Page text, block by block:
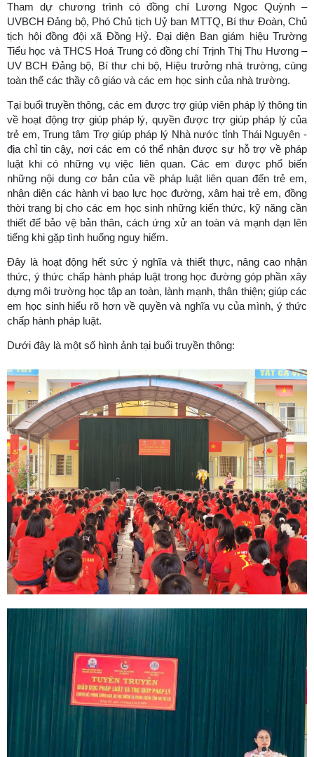
Tham dự chương trình có đồng chí Lương Ngọc Quỳnh –
UVBCH Đảng bộ, Phó Chủ tịch Uỷ ban MTTQ, Bí thư Đoàn, Chủ
tịch hội đồng đội xã Đồng Hỷ. Đại diện Ban giám hiệu Trường
Tiểu học và THCS Hoá Trung có đồng chí Trịnh Thị Thu Hương –
UV BCH Đảng bộ, Bí thư chi bộ, Hiệu trưởng nhà trường, cùng
toàn thể các thầy cô giáo và các em học sinh của nhà trường.
Tại buổi truyền thông, các em được trợ giúp viên pháp lý thông tin
về hoạt động trợ giúp pháp lý, quyền được trợ giúp pháp lý của
trẻ em, Trung tâm Trợ giúp pháp lý Nhà nước tỉnh Thái Nguyên -
địa chỉ tin cậy, nơi các em có thể nhận được sự hỗ trợ về pháp
luật khi có những vụ việc liên quan. Các em được phổ biến
những nội dung cơ bản của về pháp luật liên quan đến trẻ em,
nhận diện các hành vi bạo lực học đường, xâm hại trẻ em, đồng
thời trang bị cho các em học sinh những kiến thức, kỹ năng cần
thiết để bảo vệ bản thân, cách ứng xử an toàn và mạnh dạn lên
tiếng khi gặp tình huống nguy hiểm.
Đây là hoạt động hết sức ý nghĩa và thiết thực, nâng cao nhận
thức, ý thức chấp hành pháp luật trong học đường góp phần xây
dựng môi trường học tập an toàn, lành mạnh, thân thiện; giúp các
em học sinh hiểu rõ hơn về quyền và nghĩa vụ của mình, ý thức
chấp hành pháp luật.
Dưới đây là một số hình ảnh tại buổi truyền thông: